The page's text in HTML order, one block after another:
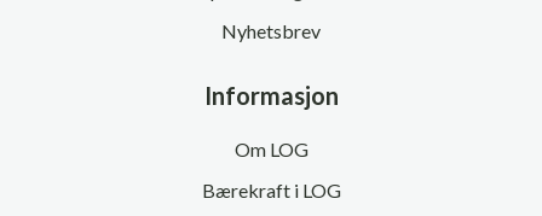
Nyhetsbrev
Informasjon
Om LOG
Bærekraft i LOG